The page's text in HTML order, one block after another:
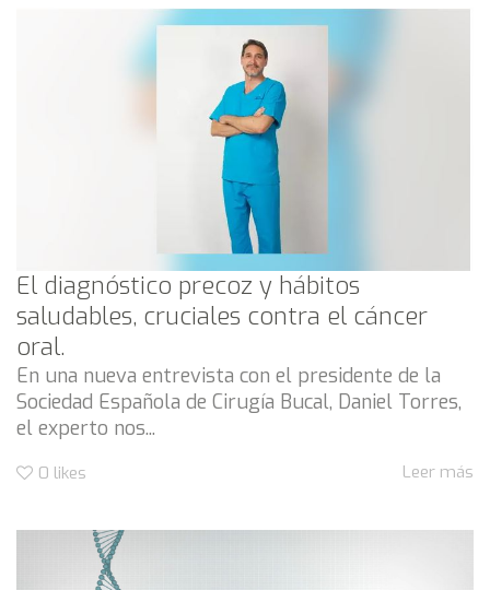
El diagnóstico precoz y hábitos
saludables, cruciales contra el cáncer
oral.
En una nueva entrevista con el presidente de la
Sociedad Española de Cirugía Bucal, Daniel Torres,
el experto nos...
0 likes Leer más